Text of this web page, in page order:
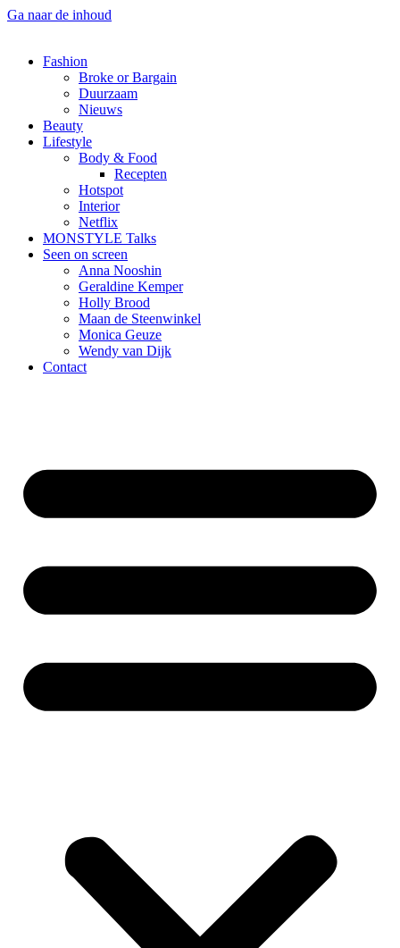
Ga naar de inhoud
Fashion
Broke or Bargain
Duurzaam
Nieuws
Beauty
Lifestyle
Body & Food
Recepten
Hotspot
Interior
Netflix
MONSTYLE Talks
Seen on screen
Anna Nooshin
Geraldine Kemper
Holly Brood
Maan de Steenwinkel
Monica Geuze
Wendy van Dijk
Contact